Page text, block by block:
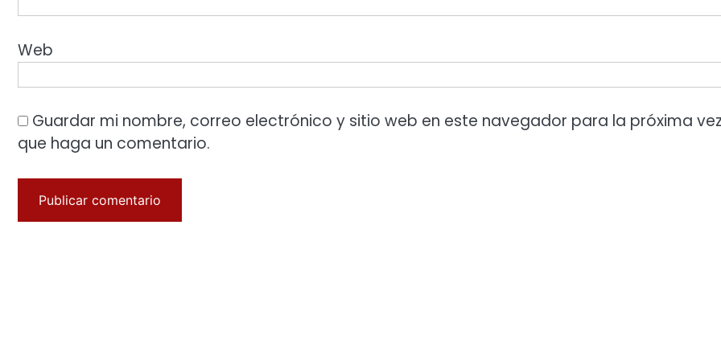
Web
Guardar mi nombre, correo electrónico y sitio web en este navegador para la próxima
que haga un comentario.